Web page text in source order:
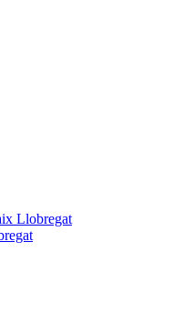
Llobregat